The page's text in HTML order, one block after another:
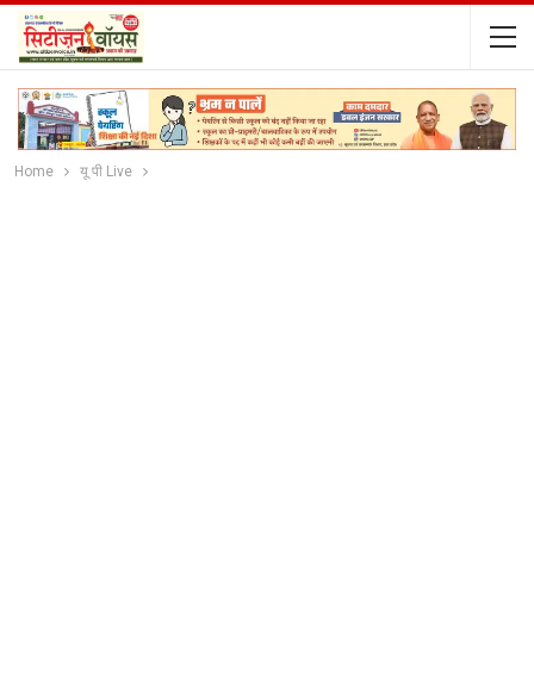
Home यू पी Live